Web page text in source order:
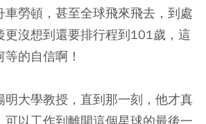
車勞頓，甚至全球飛來飛去，到處
更沒想到還要排行程到101歲，這
的自信啊！
明大學教授，直到那一刻，他才真